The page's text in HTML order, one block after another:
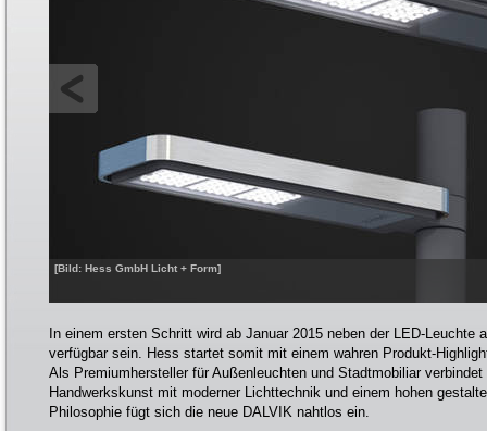
[Bild: Hess GmbH Licht + Form]
In einem ersten Schritt wird ab Januar 2015 neben der LED-Leuchte
verfügbar sein. Hess startet somit mit einem wahren Produkt-
Als Premiumhersteller für Außenleuchten und Stadtmobiliar
Handwerkskunst mit moderner Lichttechnik und einem hohen
Philosophie fügt sich die neue DALVIK nahtlos ein.